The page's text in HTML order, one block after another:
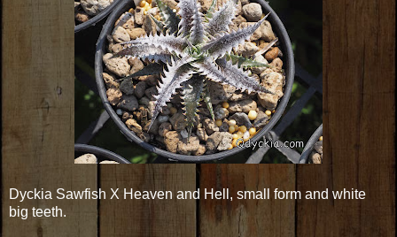
Dyckia Sawfish X Heaven and Hell, small form and white
big teeth.